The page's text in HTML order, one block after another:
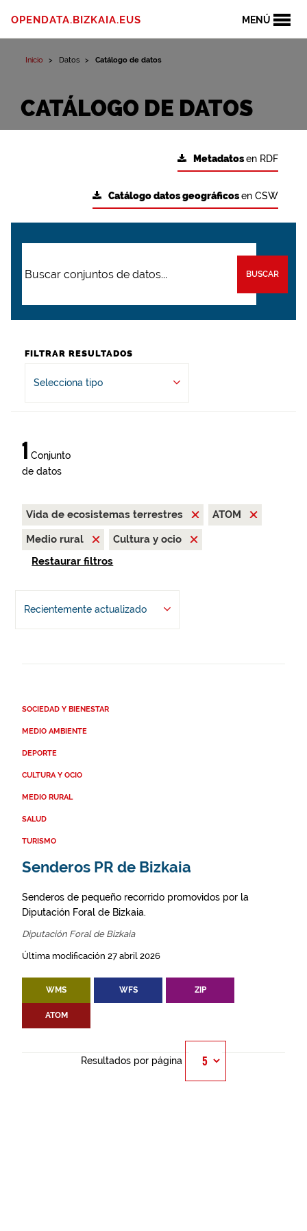
MENÚ
OPENDATA.BIZKAIA.EUS
Inicio Datos Catálogo de datos
CATÁLOGO DE DATOS
Metadatosen RDF
Catálogo datos geográficosen CSW
BUSCAR
FILTRAR RESULTADOS
Selecciona tipo
1 Conjunto
de datos
Vida de ecosistemas terrestres
ATOM
Medio rural
Cultura y ocio
Restaurar filtros
Recientemente actualizado
SOCIEDAD Y BIENESTAR
MEDIO AMBIENTE
DEPORTE
CULTURA Y OCIO
MEDIO RURAL
SALUD
TURISMO
Senderos PR de Bizkaia
Senderos de pequeño recorrido promovidos por la
Diputación Foral de Bizkaia.
Diputación Foral de Bizkaia
Última modificación 27 abril 2026
WMS WFS ZIP
ATOM
Resultados por página